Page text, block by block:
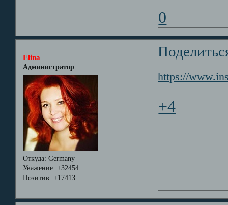
0
Elina
Администратор
Откуда: Germany
Уважение: +32454
Позитив: +17413
https://
+4